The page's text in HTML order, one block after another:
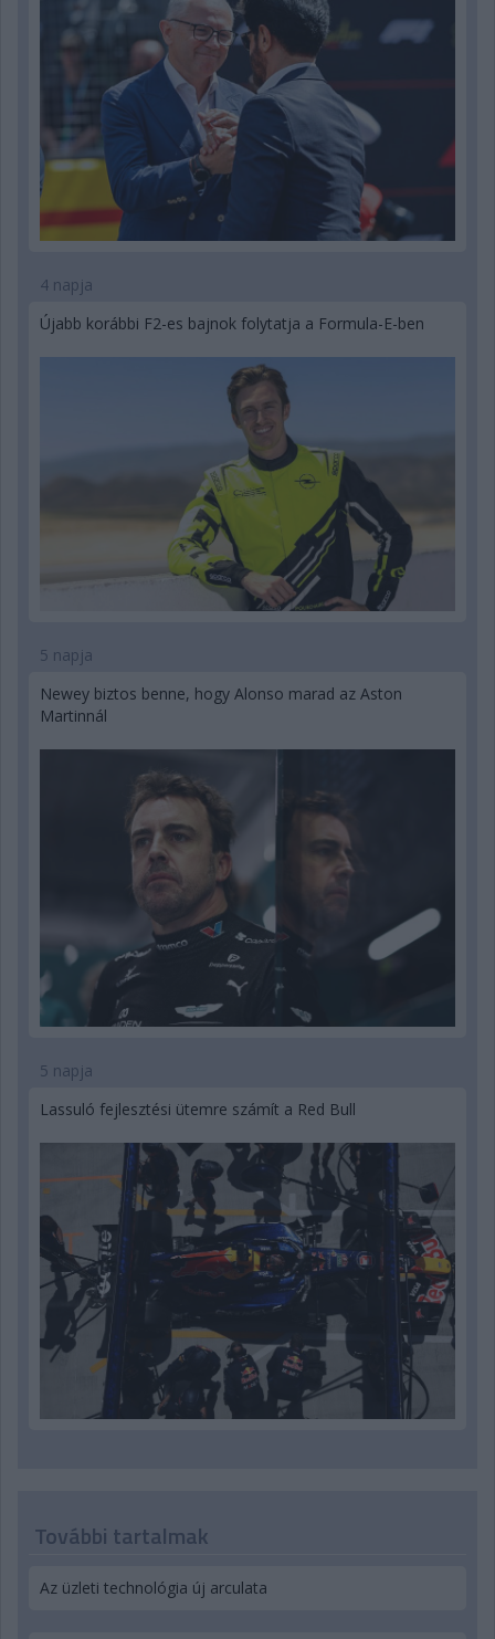
4 napja
Újabb korábbi F2-es bajnok folytatja a Formula-E-ben
5 napja
Newey biztos benne, hogy Alonso marad az Aston
Martinnál
5 napja
Lassuló fejlesztési ütemre számít a Red Bull
További tartalmak
Az üzleti technológia új arculata